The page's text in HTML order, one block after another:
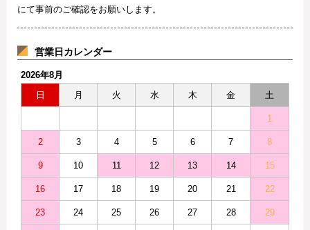
にて事前のご確認をお願いします。
営業日カレンダー
2026年8月
日
月 火 水 木 金 土
1
2 3 4 5 6 7 8
9 10 11 12 13 14 15
16 17 18 19 20 21 22
23 24 25 26 27 28 29